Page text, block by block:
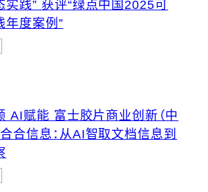
实践” 获评“绿点中国2025可
年度案例”
AI赋能 富士胶片商业创新（中
合合信息：从AI智取文档信息到